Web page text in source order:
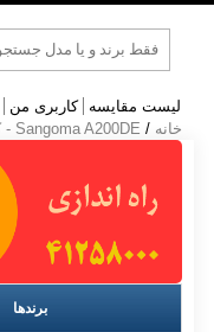
جست
لیست مقایسه کاربری من
خانه / Sangoma A200DE - کارت تلفنی آنالوگ سنگوما مدل A200DE
برندها